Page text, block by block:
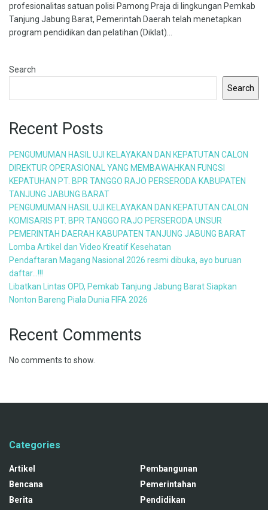
profesionalitas satuan polisi Pamong Praja di lingkungan Pemkab
Tanjung Jabung Barat, Pemerintah Daerah telah menetapkan
program pendidikan dan pelatihan (Diklat)...
Search
Search
Recent Posts
PENGUMUMAN HASIL UJI KELAYAKAN DAN KEPATUTAN CALON
DIREKTUR OPERASIONAL YANG MEMBAWAHKAN FUNGSI
KEPATUHAN PT. BPR TANGGO RAJO PERSERODA KABUPATEN
TANJUNG JABUNG BARAT
PENGUMUMAN HASIL UJI KELAYAKAN DAN KEPATUTAN CALON
KOMISARIS PT. BPR TANGGO RAJO PERSERODA UNSUR
PEMERINTAH DAERAH KABUPATEN TANJUNG JABUNG BARAT
Lomba Artikel dan Video Kreatif Kesehatan
Pendaftaran Magang Nasional 2026 resmi dibuka, ayo buruan
daftar…!!!
Libatkan Lintas OPD, Pemkab Tanjung Jabung Barat Siapkan
Nonton Bareng Piala Dunia FIFA 2026
Recent Comments
No comments to show.
Categories
Artikel
Bencana
Berita
Pembangunan
Pemerintahan
Pendidikan